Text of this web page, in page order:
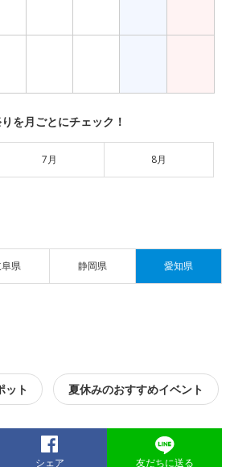
を月ごとにチェック！
7月 8月
県 静岡県 愛知県
ット 夏休みのおすすめイベント
シェア 友だちに送る